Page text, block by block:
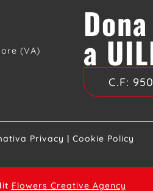
(VA) a
C.F:
Privacy | Cookie Policy
Flowers Creative Agency